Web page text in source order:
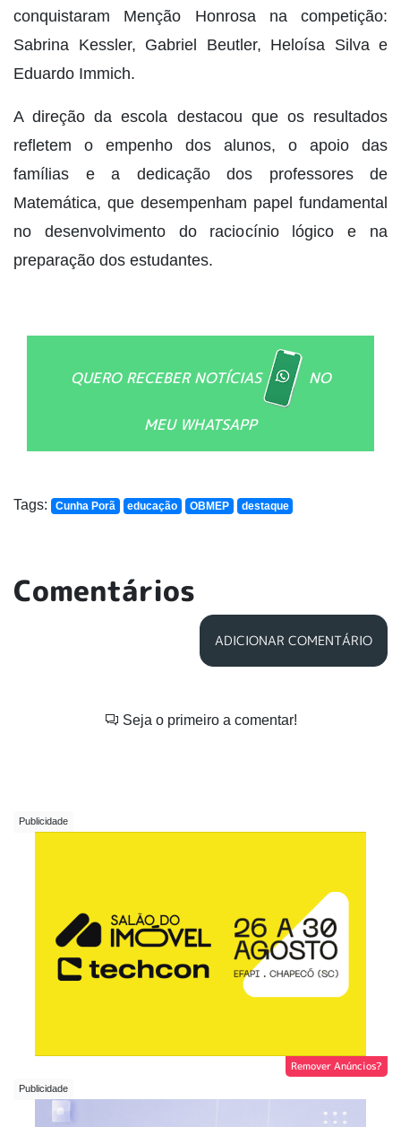
conquistaram Menção Honrosa na competição:
Sabrina Kessler, Gabriel Beutler, Heloísa Silva e
Eduardo Immich.
A direção da escola destacou que os resultados
refletem o empenho dos alunos, o apoio das
famílias e a dedicação dos professores de
Matemática, que desempenham papel fundamental
no desenvolvimento do raciocínio lógico e na
preparação dos estudantes.
QUERO RECEBER NOTÍCIAS NO
MEU WHATSAPP
Tags: Cunha Porã educação OBMEP destaque
Comentários
ADICIONAR COMENTÁRIO
Seja o primeiro a comentar!
Remover Anúncios?